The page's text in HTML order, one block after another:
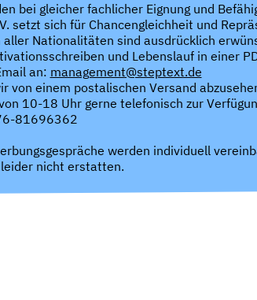
bei gleicher fachlicher Eignung und
setzt sich für Chancengleichheit und
Nationalitäten sind ausdrücklich
und Lebenslauf in einer
an: management@steptext.de
von einem postalischen Versand
10-18 Uhr gerne telefonisch zur
81696362
werden individuell
nicht erstatten.